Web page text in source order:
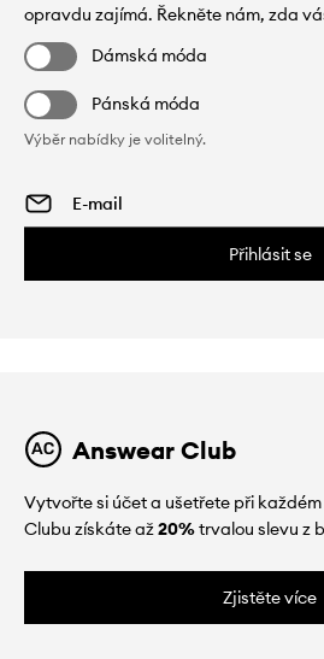
opravdu zajímá. Řekněte nám, zda
Dámská móda
Pánská móda
Výběr nabídky je volitelný.
Přihlásit se
Answear Club
Vytvořte si účet a ušetřete při
Clubu získáte až20%trvalou slevu z
Zjistěte více